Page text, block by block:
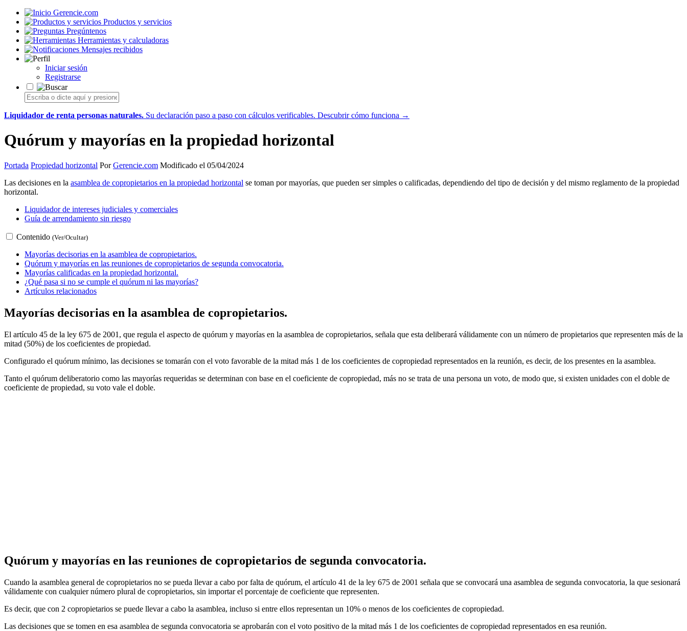
Gerencie.com
Productos y servicios
Pregúntenos
Herramientas y calculadoras
Mensajes recibidos
Iniciar sesión
Registrarse
Liquidador de renta personas naturales. Su declaración paso a paso con cálculos verificables. Descubrir cómo funciona →
Quórum y mayorías en la propiedad horizontal
Portada Propiedad horizontal PorGerencie.com Modificado el 05/04/2024
Las decisiones en la asamblea de copropietarios en la propiedad horizontal se toman por mayorías, que pueden ser simples o calificadas, dependiendo del tipo de decisión y del mismo reglamento de la propiedad
horizontal.
Liquidador de intereses judiciales y comerciales
Guía de arrendamiento sin riesgo
Contenido (Ver/Ocultar)
Mayorías decisorias en la asamblea de copropietarios.
Quórum y mayorías en las reuniones de copropietarios de segunda convocatoria.
Mayorías calificadas en la propiedad horizontal.
¿Qué pasa si no se cumple el quórum ni las mayorías?
Artículos relacionados
Mayorías decisorias en la asamblea de copropietarios.
El artículo 45 de la ley 675 de 2001, que regula el aspecto de quórum y mayorías en la asamblea de copropietarios, señala que esta deliberará válidamente con un número de propietarios que representen más de la
mitad (50%) de los coeficientes de propiedad.
Configurado el quórum mínimo, las decisiones se tomarán con el voto favorable de la mitad más 1 de los coeficientes de copropiedad representados en la reunión, es decir, de los presentes en la asamblea.
Tanto el quórum deliberatorio como las mayorías requeridas se determinan con base en el coeficiente de copropiedad, más no se trata de una persona un voto, de modo que, si existen unidades con el doble de
coeficiente de propiedad, su voto vale el doble.
Quórum y mayorías en las reuniones de copropietarios de segunda convocatoria.
Cuando la asamblea general de copropietarios no se pueda llevar a cabo por falta de quórum, el artículo 41 de la ley 675 de 2001 señala que se convocará una asamblea de segunda convocatoria, la que sesionará
válidamente con cualquier número plural de copropietarios, sin importar el porcentaje de coeficiente que representen.
Es decir, que con 2 copropietarios se puede llevar a cabo la asamblea, incluso si entre ellos representan un 10% o menos de los coeficientes de copropiedad.
Las decisiones que se tomen en esa asamblea de segunda convocatoria se aprobarán con el voto positivo de la mitad más 1 de los coeficientes de copropiedad representados en esa reunión.